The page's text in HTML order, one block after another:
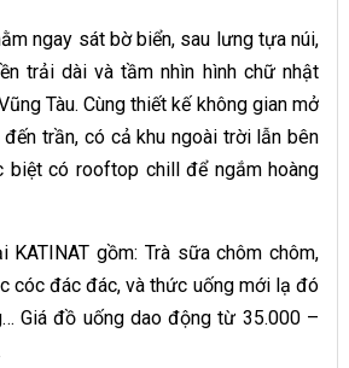
ngay sát bờ biển, sau lưng tựa núi,
trải dài và tầm nhìn hình chữ nhật
Tàu. Cùng thiết kế không gian mở
trần, có cả khu ngoài trời lẫn bên
biệt có rooftop chill để ngắm hoàng
KATINAT gồm: Trà sữa chôm chôm,
cóc đác đác, và thức uống mới lạ đó
Giá đồ uống dao động từ 35.000 –